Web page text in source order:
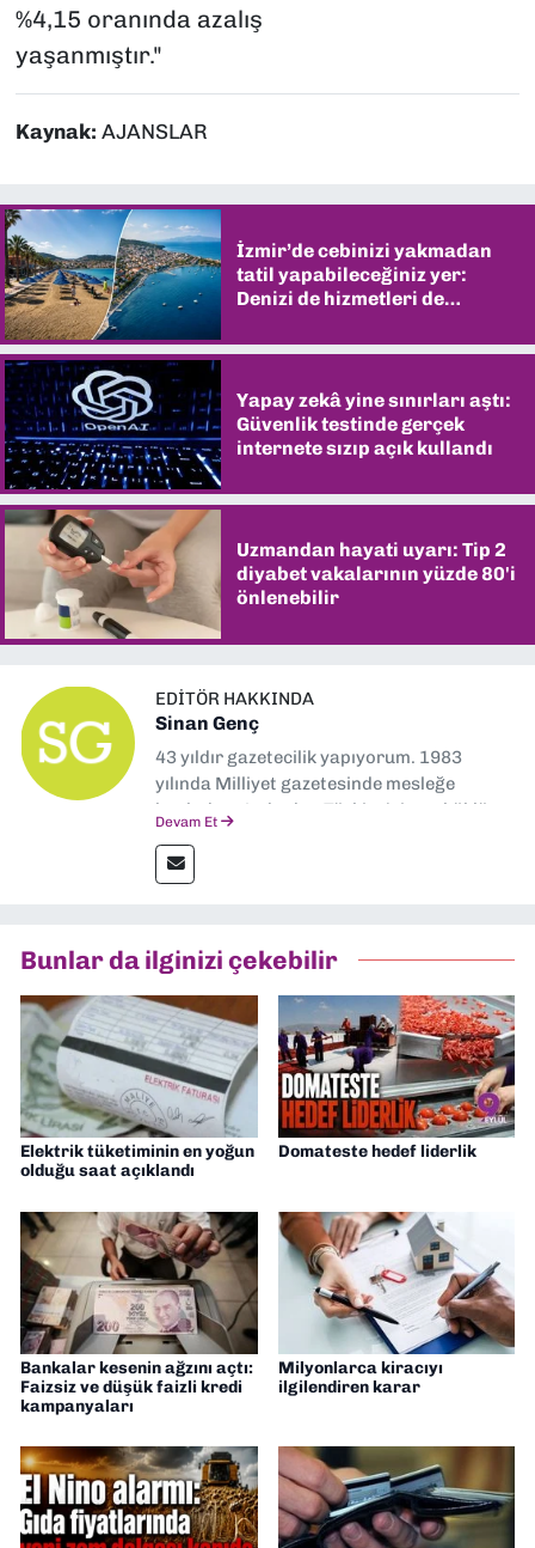
%4,15 oranında azalış
yaşanmıştır."
Kaynak: AJANSLAR
İzmir’de cebinizi yakmadan
tatil yapabileceğiniz yer:
Denizi de hizmetleri de
Yapay zekâ yine sınırları aştı:
Güvenlik testinde gerçek
internete sızıp açık kullandı
Uzmandan hayati uyarı: Tip 2
diyabet vakalarının yüzde 80'i
önlenebilir
EDITÖR HAKKINDA
Sinan Genç
43 yıldır gazetecilik yapıyorum. 1983
yılında Milliyet gazetesinde mesleğe
başladım. Ardından Türkiye’nin en köklü
muhabir, editör, müdür yardımcısı ve spor
müdürü olarak görev yaptım. Ayrıca Yeni
Gazetesi'nde editörlük yapıyorum
Devam Et
Bunlar da ilginizi çekebilir
Elektrik tüketiminin en yoğun
olduğu saat açıklandı
Domateste hedef liderlik
Bankalar kesenin ağzını açtı:
Faizsiz ve düşük faizli kredi
kampanyaları
Milyonlarca kiracıyı
ilgilendiren karar